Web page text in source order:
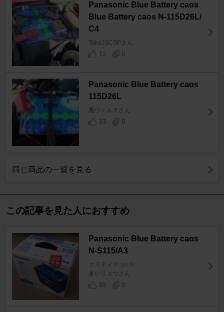
Panasonic Blue Battery caos
Blue Battery caos N-115D26L/
C4
Taka23CSPさん
12
0
Panasonic Blue Battery caos
115D26L
黒ヴェル２さん
33
0
同じ商品の一覧を見る
この記事を見た人におすすめ
Panasonic Blue Battery caos
N-S115/A3
エスティマ [50系]
蒼いリョウさん
59
0